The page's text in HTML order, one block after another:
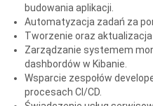
budowania aplikacji.
Automatyzacja zadań za
Tworzenie oraz
Zarządzanie systemem
dashbordów w Kibanie.
Wsparcie zespołów
procesach CI/CD.